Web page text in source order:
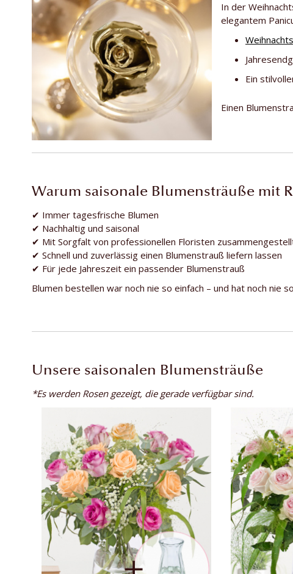
In der
elegantem
Ein
Einen
Warum saisonale Blumensträuße mit
✔ Immer tagesfrische Blumen
✔ Nachhaltig und saisonal
✔ Mit Sorgfalt von professionellen Floristen
✔ Schnell und zuverlässig einen Blumenstrauß liefern lassen
✔ Für jede Jahreszeit ein passender Blumenstrauß
Blumen bestellen war noch nie so einfach – und hat noch nie
Unsere saisonalen Blumensträuße
*Es werden Rosen gezeigt, die gerade verfügbar sind.